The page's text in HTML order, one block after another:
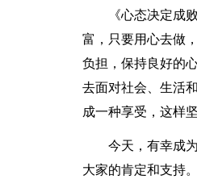
《心态决定成
富，只要用心去做
负担，保持良好的
去面对社会、生活
成一种享受，这样
今天，有幸成
大家的肯定和支持。